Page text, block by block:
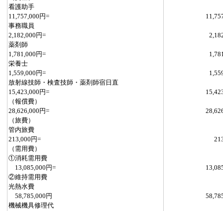
看護助手
11,757,000円=
事務職員
2,182,000円=
薬剤師
1,781,000円=
栄養士
1,559,000円=
放射線技師・検査技師・薬剤師宿日直
15,423,000円=
（報償費）
28,626,000円=
（旅費）
管内旅費
213,000円=
（需用費）
①消耗需用費
13,085,000円=
②維持需用費
光熱水費
58,785,000円
機械機具修理代